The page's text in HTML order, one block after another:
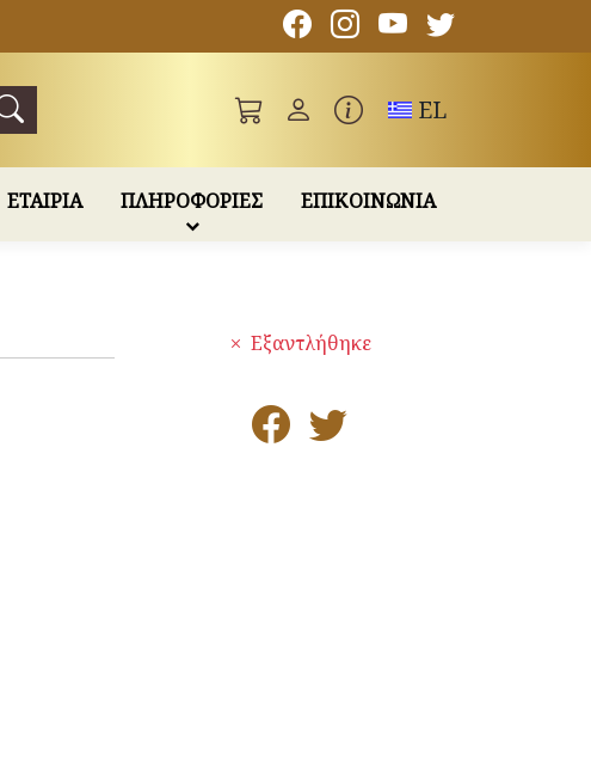
Toggle
EL
ΕΤΑΙΡΙΑ ΠΛΗΡΟΦΟΡΙΕΣ ΕΠΙΚΟΙΝΩΝΙΑ
Εξαντλήθηκε